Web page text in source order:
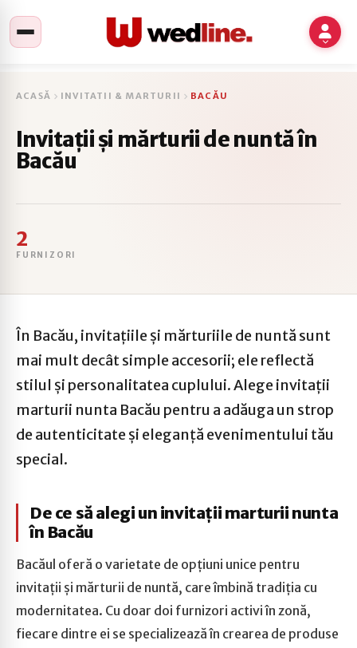
ACASĂ INVITATII & MARTURII BACĂU
Invitații și mărturii de nuntă în
Bacău
2
FURNIZORI
În Bacău, invitațiile și mărturiile de nuntă sunt
mai mult decât simple accesorii; ele reflectă
stilul și personalitatea cuplului. Alege invitații
marturii nunta Bacău pentru a adăuga un strop
de autenticitate și eleganță evenimentului tău
special.
De ce să alegi un invitații marturii nunta
în Bacău
Bacăul oferă o varietate de opțiuni unice pentru
invitații și mărturii de nuntă, care îmbină tradiția cu
modernitatea. Cu doar doi furnizori activi în zonă,
fiecare dintre ei se specializează în crearea de produse